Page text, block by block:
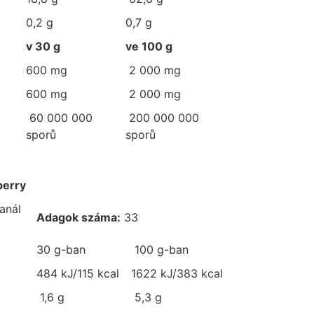
0,2 g
0,7 g
v 30 g
ve 100 g
600 mg
2 000 mg
600 mg
2 000 mg
60 000 000
sporů
200 000 000
sporů
Adagok száma: 33
30 g-ban
100 g-ban
484 kJ/115 kcal
1622 kJ/383 kcal
1,6 g
5,3 g